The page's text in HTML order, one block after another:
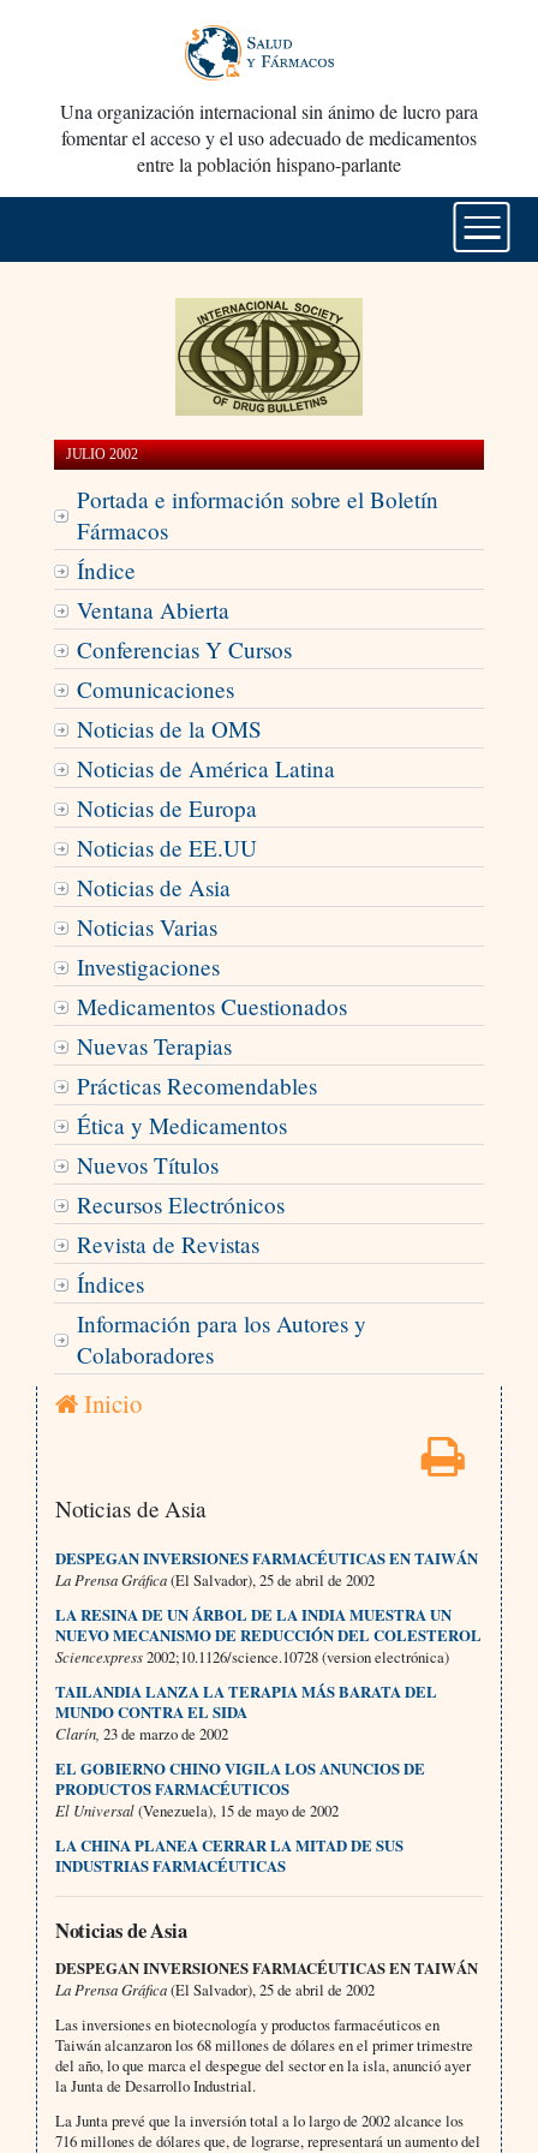
Una organización internacional sin ánimo de lucro para
fomentar el acceso y el uso adecuado de medicamentos
entre la población hispano-parlante
JULIO 2002
Portada e información sobre el Boletín
Fármacos
Índice
Ventana Abierta
Conferencias Y Cursos
Comunicaciones
Noticias de la OMS
Noticias de América Latina
Noticias de Europa
Noticias de EE.UU
Noticias de Asia
Noticias Varias
Investigaciones
Medicamentos Cuestionados
Nuevas Terapias
Prácticas Recomendables
Ética y Medicamentos
Nuevos Títulos
Recursos Electrónicos
Revista de Revistas
Índices
Información para los Autores y
Colaboradores
Inicio
Noticias de Asia
DESPEGAN INVERSIONES FARMACÉUTICAS ENTAIWÁN
La Prensa Gráfica(El Salvador), 25 de abril de 2002
LA RESINA DE UN ÁRBOL DE LA INDIA MUESTRA UN
NUEVO MECANISMO DE REDUCCIÓN DEL COLESTEROL
Sciencexpress2002;10.1126/science.10728 (version electrónica)
TAILANDIA LANZA LA TERAPIA MÁS BARATA DEL
MUNDO CONTRA EL SIDA
Clarín, 23 de marzo de 2002
EL GOBIERNO CHINO VIGILA LOS ANUNCIOS DE
PRODUCTOS FARMACÉUTICOS
El Universal(Venezuela), 15 de mayo de 2002
LA CHINA PLANEA CERRAR LA MITAD DE SUS
INDUSTRIAS FARMACÉUTICAS
Noticias de Asia
DESPEGAN INVERSIONES FARMACÉUTICAS ENTAIWÁN
La Prensa Gráfica(El Salvador), 25 de abril de 2002
Las inversiones en biotecnología y productos farmacéuticos en
Taiwán alcanzaron los 68 millones de dólares en el primer trimestre
del año, lo que marca el despegue del sector en la isla, anunció ayer
la Junta de Desarrollo Industrial.
La Junta prevé que la inversión total a lo largo de 2002 alcance los
716 millones de dólares que, de lograrse, representará un aumento del